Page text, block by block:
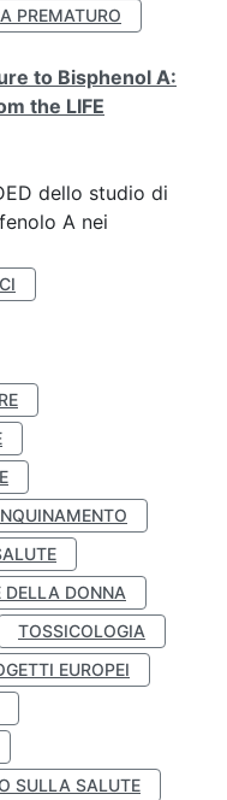
PREMATURO
to Bisphenol A:
the LIFE
dello studio di
A nei
DELLA DONNA
TOSSICOLOGIA
EUROPEI
SULLA SALUTE